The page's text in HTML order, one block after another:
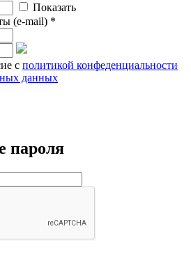
Показать
(e-mail) *
с политикой конфеденциальности
данных
пароля